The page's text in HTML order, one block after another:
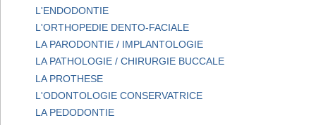
L'ENDODONTIE
L'ORTHOPEDIE DENTO-FACIALE
LA PARODONTIE / IMPLANTOLOGIE
LA PATHOLOGIE / CHIRURGIE BUCCALE
LA PROTHESE
L'ODONTOLOGIE CONSERVATRICE
LA PEDODONTIE